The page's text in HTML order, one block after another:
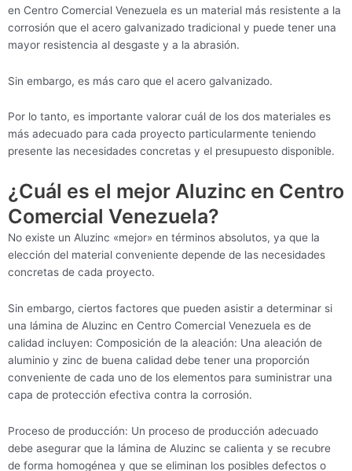
en Centro Comercial Venezuela es un material más resistente a la
corrosión que el acero galvanizado tradicional y puede tener una
mayor resistencia al desgaste y a la abrasión.
Sin embargo, es más caro que el acero galvanizado.
Por lo tanto, es importante valorar cuál de los dos materiales es
más adecuado para cada proyecto particularmente teniendo
presente las necesidades concretas y el presupuesto disponible.
¿Cuál es el mejor Aluzinc en Centro
Comercial Venezuela?
No existe un Aluzinc «mejor» en términos absolutos, ya que la
elección del material conveniente depende de las necesidades
concretas de cada proyecto.
Sin embargo, ciertos factores que pueden asistir a determinar si
una lámina de Aluzinc en Centro Comercial Venezuela es de
calidad incluyen: Composición de la aleación: Una aleación de
aluminio y zinc de buena calidad debe tener una proporción
conveniente de cada uno de los elementos para suministrar una
capa de protección efectiva contra la corrosión.
Proceso de producción: Un proceso de producción adecuado
debe asegurar que la lámina de Aluzinc se calienta y se recubre
de forma homogénea y que se eliminan los posibles defectos o